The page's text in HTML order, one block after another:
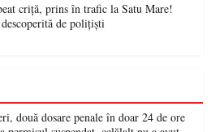
criță, prins în trafic la Satu Mare!
de polițiști
două dosare penale în doar 24 de ore